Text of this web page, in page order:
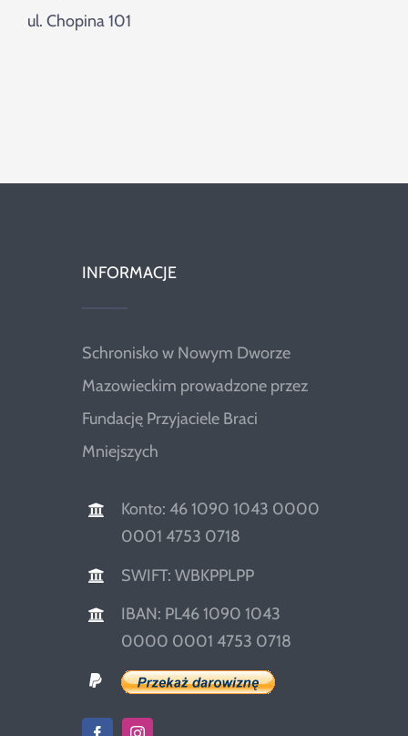
ul. Chopina 101
INFORMACJE
Schronisko w Nowym Dworze
Mazowieckim prowadzone przez
Fundację Przyjaciele Braci
Mniejszych
Konto: 46 1090 1043 0000
0001 4753 0718
SWIFT: WBKPPLPP
IBAN: PL46 1090 1043
0000 0001 4753 0718